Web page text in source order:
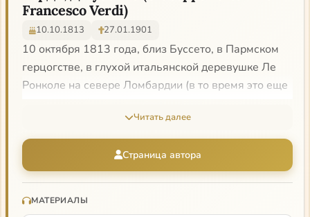
Francesco Verdi)
10.10.1813 27.01.1901
10 октября 1813 года, близ Буссето, в Пармском
герцогстве, в глухой итальянской деревушке Ле
Ронколе на севере Ломбардии (в то время это еще
получается, что итальянский композитор
официально родился во Франции) в крестьянской
семье появился на свет Джузеппе Верди. Отец
Джузеппе, Карло Верди, был деревенским
трактирщиком, а мать, Луиджа Устини,
зарабатывала рукоделием — пряжей. Семья
Читать далее
Страница автора
МАТЕРИАЛЫ